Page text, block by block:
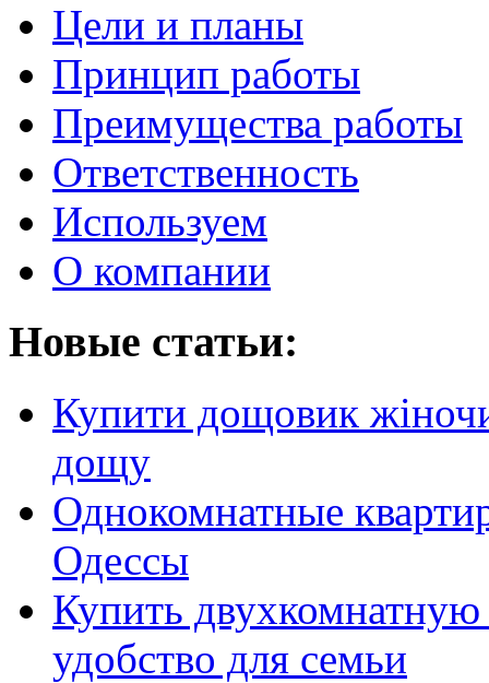
Цели и планы
Принцип работы
Преимущества работы
Ответственность
Используем
О компании
Новые статьи:
Купити дощовик
дощу
Однокомнатные
Одессы
Купить
удобство для семьи